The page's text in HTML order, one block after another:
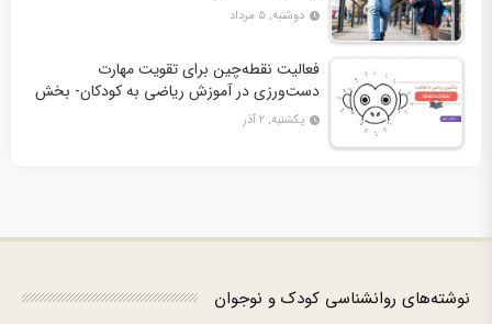
دوشنبه, ۵ مرداد
فعالیت نقطه‌چین برای تقویت مهارت
دست‌ورزی در آموزش ریاضی به کودکان- بخش
دوم + 10 کاربرگ فعالیت
یکشنبه, ۲ آذر
نوشته‌های روانشناسی کودک و نوجوان